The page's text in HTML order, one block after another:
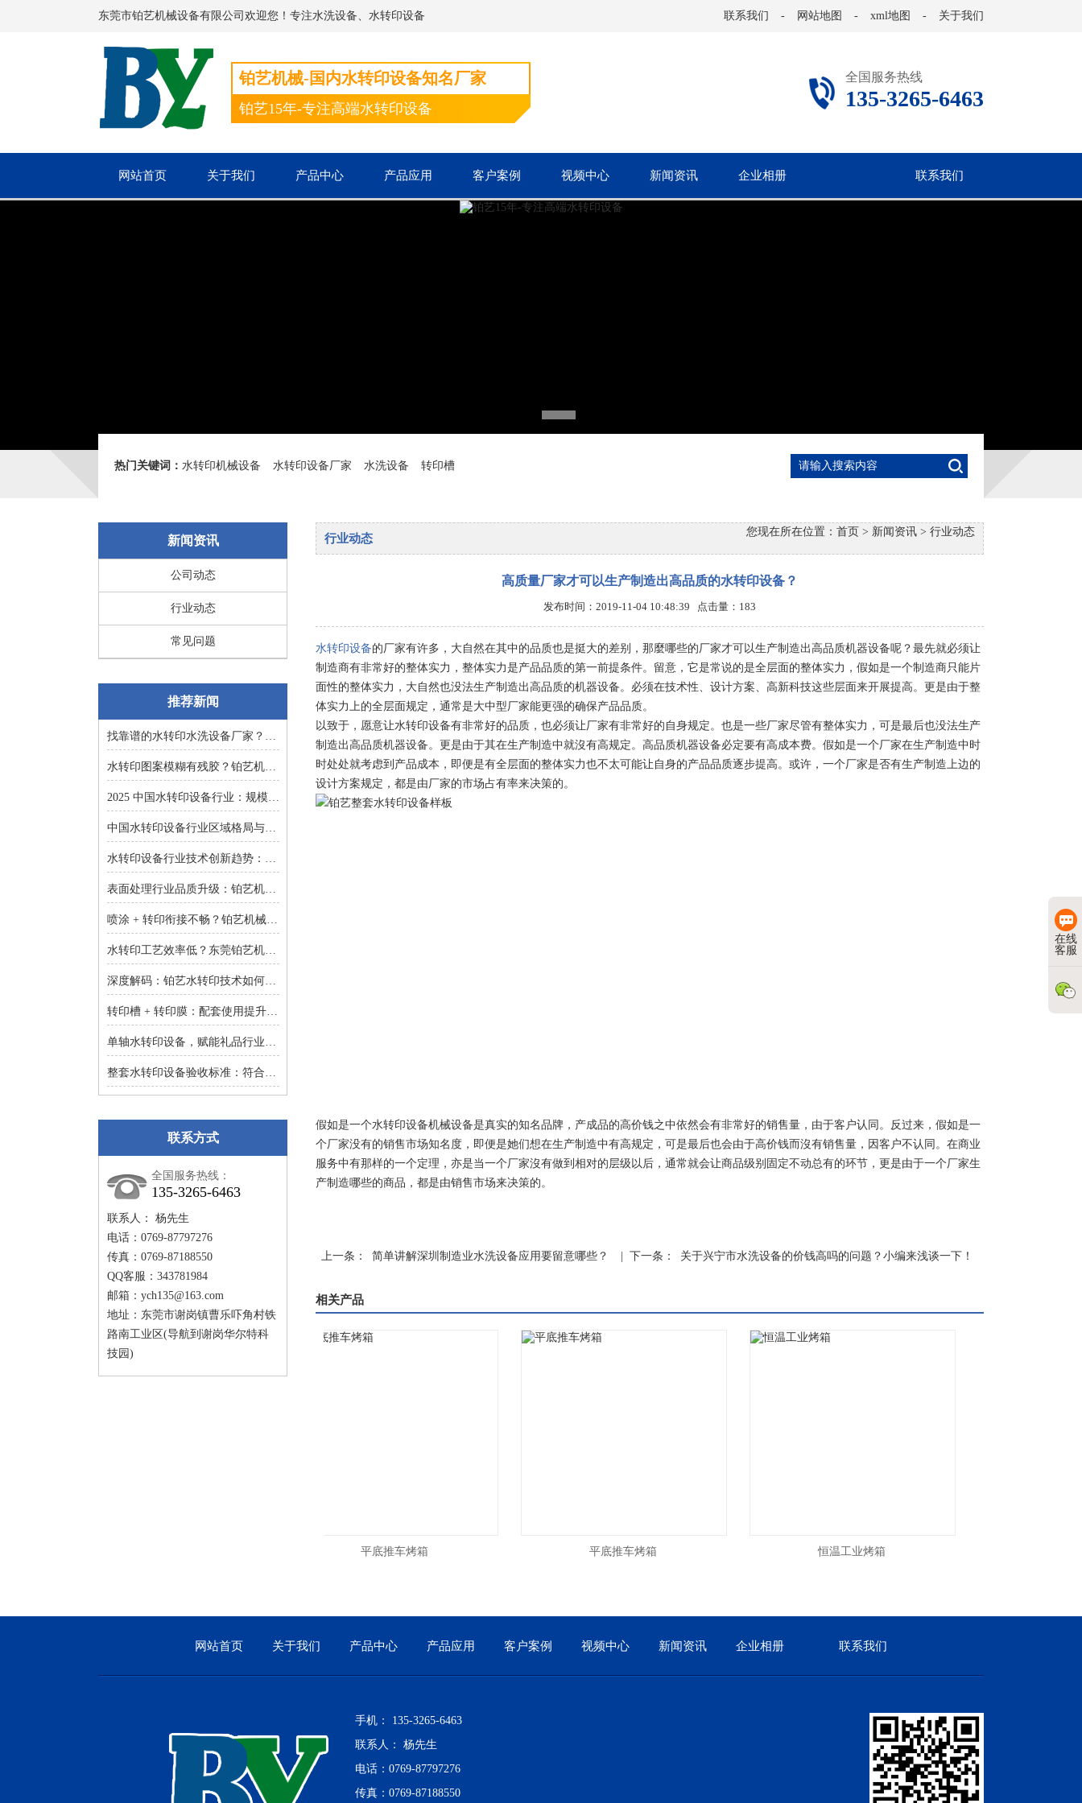
东莞市铂艺机械设备有限公司欢迎您！专注水洗设备、水转印设备 联系我们 - 网站地图 - xml地图 - 关于我们
铂艺机械-国内水转印设备知名厂家
铂艺15年-专注高端水转印设备
全国服务热线
135-3265-6463
网站首页 关于我们 产品中心 产品应用 客户案例 视频中心 新闻资讯 企业相册 联系我们
热门关键词： 水转印机械设备 水转印设备厂家 水洗设备 转印槽
新闻资讯
公司动态
行业动态
常见问题
推荐新闻
找靠谱的水转印水洗设备厂家？东莞铂艺机械提供一对一非标定制
水转印图案模糊有残胶？铂艺机械自动化水洗设备一键解决难题
2025 中国水转印设备行业：规模扩张、结构优化与增长逻辑深度解析
中国水转印设备行业区域格局与投资机会：集群效应与增量市场的双重红利
水转印设备行业技术创新趋势：智能化、环保化与精密化的突围之路
表面处理行业品质升级：铂艺机械水转印设备重塑装饰工艺新标准
喷涂 + 转印衔接不畅？铂艺机械：自动喷涂生产线 + 水转印设备，实现全流程自动化
水转印工艺效率低？东莞铂艺机械：整套水转印设备，适配多场景生产需求
深度解码：铂艺水转印技术如何重新定义曲面包装价值链
转印槽 + 转印膜：配套使用提升实验成功率-铂艺机械设备有限公司
单轴水转印设备，赋能礼品行业小批量定制：高效、省心、低成本-铂艺机械设备有限公司
整套水转印设备验收标准：符合行业质量规范是核心-铂艺机械设备有限公司
联系方式
全国服务热线：
135-3265-6463
联系人： 杨先生
电话：0769-87797276
传真：0769-87188550
QQ客服：343781984
邮箱： ych135@163.com
地址：东莞市谢岗镇曹乐吓角村铁
路南工业区(导航到谢岗华尔特科
技园)
您现在所在位置： 首页 > 新闻资讯 > 行业动态
行业动态
高质量厂家才可以生产制造出高品质的水转印设备？
发布时间：2019-11-04 10:48:39 点击量： 183
水转印设备的厂家有许多，大自然在其中的品质也是挺大的差别，那麼哪些的厂家才可以生产制造出高品质机器设备呢？最先就必须让
制造商有非常好的整体实力，整体实力是产品品质的第一前提条件。留意，它是常说的是全层面的整体实力，假如是一个制造商只能片
面性的整体实力，大自然也没法生产制造出高品质的机器设备。必须在技术性、设计方案、高新科技这些层面来开展提高。更是由于整
体实力上的全层面规定，通常是大中型厂家能更强的确保产品品质。
以致于，愿意让水转印设备有非常好的品质，也必须让厂家有非常好的自身规定。也是一些厂家尽管有整体实力，可是最后也没法生产
制造出高品质机器设备。更是由于其在生产制造中就沒有高规定。高品质机器设备必定要有高成本费。假如是一个厂家在生产制造中时
时处处就考虑到产品成本，即便是有全层面的整体实力也不太可能让自身的产品品质逐步提高。或许，一个厂家是否有生产制造上边的
设计方案规定，都是由厂家的市场占有率来决策的。
假如是一个水转印设备机械设备是真实的知名品牌，产成品的高价钱之中依然会有非常好的销售量，由于客户认同。反过来，假如是一
个厂家没有的销售市场知名度，即便是她们想在生产制造中有高规定，可是最后也会由于高价钱而沒有销售量，因客户不认同。在商业
服务中有那样的一个定理，亦是当一个厂家沒有做到相对的层级以后，通常就会让商品级别固定不动总有的环节，更是由于一个厂家生
产制造哪些的商品，都是由销售市场来决策的。
上一条： 简单讲解深圳制造业水洗设备应用要留意哪些？ | 下一条： 关于兴宁市水洗设备的价钱高吗的问题？小编来浅谈一下！
相关产品
平底推车烤箱 平底推车烤箱 恒温工业烤箱
网站首页 关于我们 产品中心 产品应用 客户案例 视频中心 新闻资讯 企业相册 联系我们
手机： 135-3265-6463
联系人： 杨先生
电话：0769-87797276
传真：0769-87188550
在线
客服